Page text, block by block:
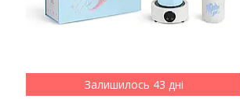
Залишилось 43 дні